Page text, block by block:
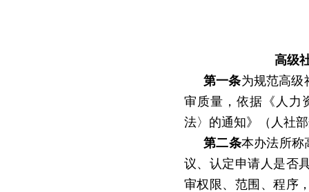
高级
第一条为规范高级
审质量，依据《人力
法〉的通知》（人社
第二条本办法所称
议、认定申请人是否
审权限、范围、程序